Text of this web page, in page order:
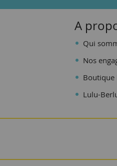
A
Qui
Nos
Boutique
Lulu-